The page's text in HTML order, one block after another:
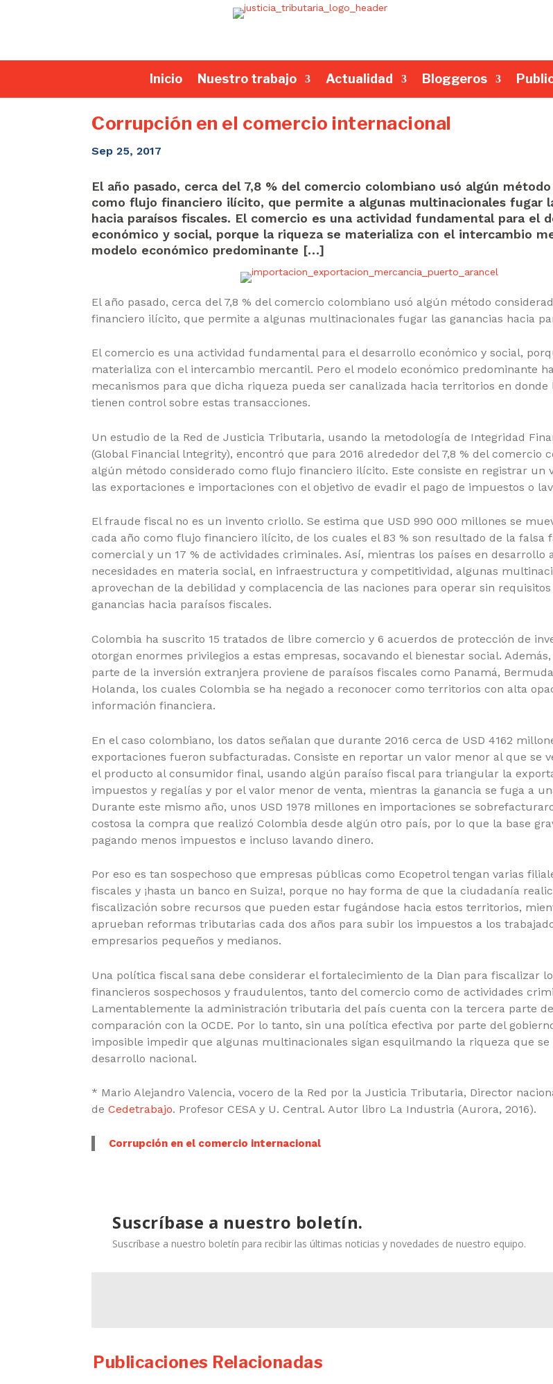
Inicio Nuestro trabajo Actualidad Bloggeros
Corrupción en el comercio internacional
Sep 25, 2017
El año pasado, cerca del 7,8 % del comercio colombiano usó algún
como flujo financiero ilícito, que permite a algunas multinacionales fugar
hacia paraísos fiscales. El comercio es una actividad fundamental para el
económico y social, porque la riqueza se materializa con el intercambio
modelo económico predominante […]
El año pasado, cerca del 7,8 % del comercio colombiano usó algún método
financiero ilícito, que permite a algunas multinacionales fugar las ganancias hacia
El comercio es una actividad fundamental para el desarrollo económico y social,
materializa con el intercambio mercantil. Pero el modelo económico predominante
mecanismos para que dicha riqueza pueda ser canalizada hacia territorios en donde
tienen control sobre estas transacciones.
Un estudio de la Red de Justicia Tributaria, usando la metodología de Integridad
(Global Financial lntegrity), encontró que para 2016 alrededor del 7,8 % del comercio
algún método considerado como flujo financiero ilícito. Este consiste en registrar un
las exportaciones e importaciones con el objetivo de evadir el pago de impuestos o
El fraude fiscal no es un invento criollo. Se estima que USD 990 000 millones se
cada año como flujo financiero ilícito, de los cuales el 83 % son resultado de la falsa
comercial y un 17 % de actividades criminales. Así, mientras los países en desarrollo
necesidades en materia social, en infraestructura y competitividad, algunas
aprovechan de la debilidad y complacencia de las naciones para operar sin
ganancias hacia paraísos fiscales.
Colombia ha suscrito 15 tratados de libre comercio y 6 acuerdos de protección de
otorgan enormes privilegios a estas empresas, socavando el bienestar social.
parte de la inversión extranjera proviene de paraísos fiscales como Panamá,
Holanda, los cuales Colombia se ha negado a reconocer como territorios con alta
información financiera.
En el caso colombiano, los datos señalan que durante 2016 cerca de USD 4162
exportaciones fueron subfacturadas. Consiste en reportar un valor menor al que se
el producto al consumidor final, usando algún paraíso fiscal para triangular la
impuestos y regalías y por el valor menor de venta, mientras la ganancia se fuga a
Durante este mismo año, unos USD 1978 millones en importaciones se
costosa la compra que realizó Colombia desde algún otro país, por lo que la base
pagando menos impuestos e incluso lavando dinero.
Por eso es tan sospechoso que empresas públicas como Ecopetrol tengan varias
fiscales y ¡hasta un banco en Suiza!, porque no hay forma de que la ciudadanía
fiscalización sobre recursos que pueden estar fugándose hacia estos territorios,
aprueban reformas tributarias cada dos años para subir los impuestos a los
empresarios pequeños y medianos.
Una política fiscal sana debe considerar el fortalecimiento de la Dian para fiscalizar
financieros sospechosos y fraudulentos, tanto del comercio como de actividades
Lamentablemente la administración tributaria del país cuenta con la tercera parte
comparación con la OCDE. Por lo tanto, sin una política efectiva por parte del
imposible impedir que algunas multinacionales sigan esquilmando la riqueza que se
desarrollo nacional.
* Mario Alejandro Valencia, vocero de la Red por la Justicia Tributaria, Director
de Cedetrabajo. Profesor CESA y U. Central. Autor libro La Industria (Aurora, 2016).
Corrupción en el comercio internacional
Suscríbase a nuestro boletín.
Suscríbase a nuestro boletín para recibir las últimas noticias y novedades de nuestro equipo.
Publicaciones Relacionadas